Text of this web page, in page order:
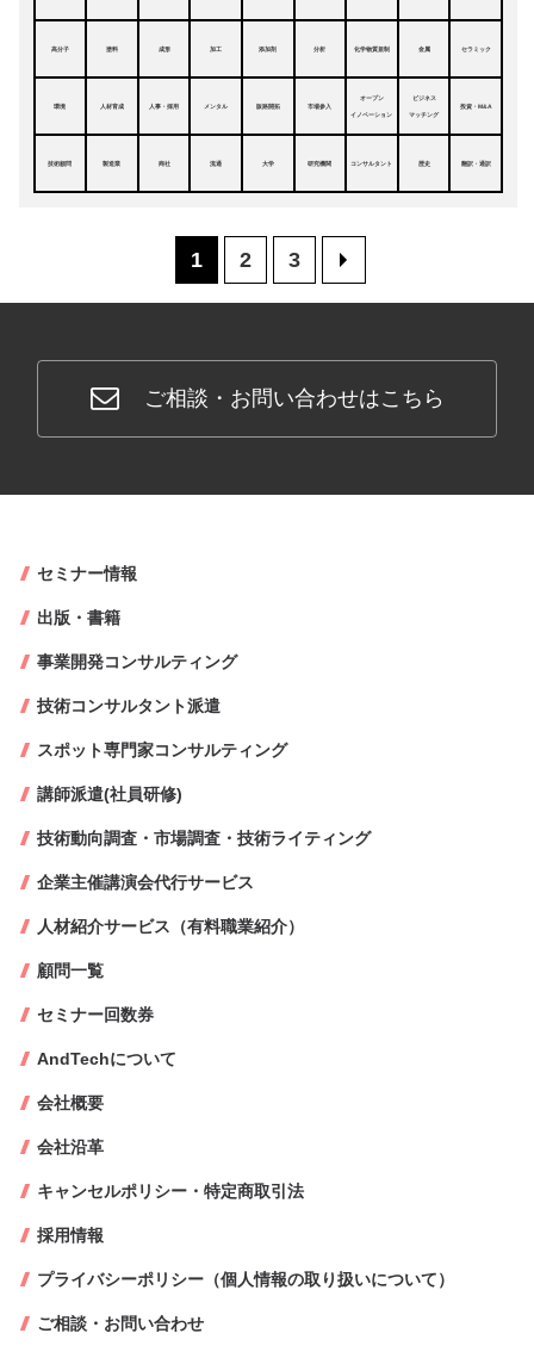
高分子 塗料 成形 加工 添加剤 分析 化学物質規制 金属 セラミック
環境 人材育成 人事・採用 メンタル 販路開拓 市場参入
オープン
イノベーション
ビジネス
マッチング
投資・M&A
技術顧問 製造業 商社 流通 大学 研究機関 コンサルタント 歴史 翻訳・通訳
1 2 3 >
ご相談・お問い合わせはこちら
セミナー情報
出版・書籍
事業開発コンサルティング
技術コンサルタント派遣
スポット専門家コンサルティング
講師派遣(社員研修)
技術動向調査・市場調査・技術ライティング
企業主催講演会代行サービス
人材紹介サービス（有料職業紹介）
顧問一覧
セミナー回数券
AndTechについて
会社概要
会社沿革
キャンセルポリシー・特定商取引法
採用情報
プライバシーポリシー（個人情報の取り扱いについて）
ご相談・お問い合わせ